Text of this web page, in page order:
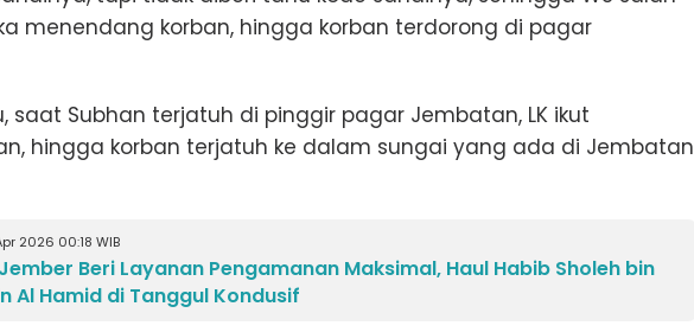
menendang korban, hingga korban terdorong di pagar
saat Subhan terjatuh di pinggir pagar Jembatan, LK ikut
hingga korban terjatuh ke dalam sungai yang ada di Jembatan
2026 00:18 WIB
Beri Layanan Pengamanan Maksimal, Haul Habib Sholeh bin
Al Hamid di Tanggul Kondusif